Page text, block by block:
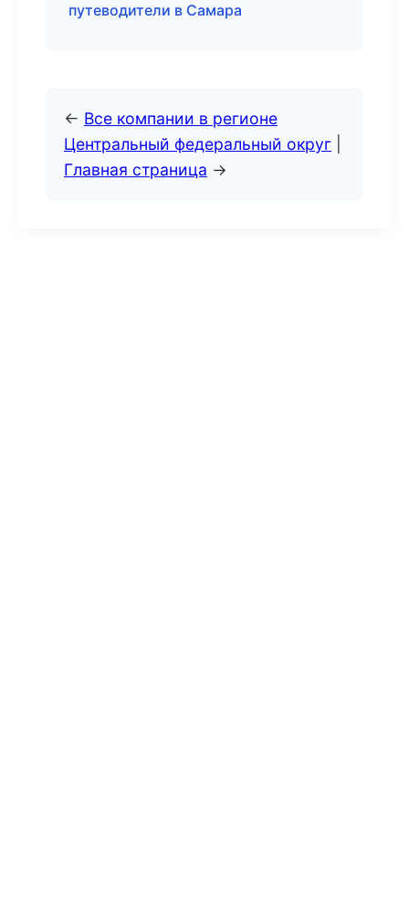
путеводители в Самара
← Все компании в регионе
Центральный федеральный округ
Главная страница →